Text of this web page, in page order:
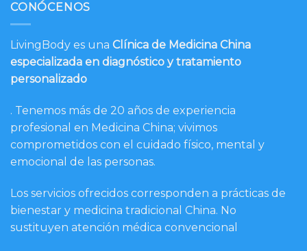
CONÓCENOS
LivingBody es una Clínica de Medicina China
especializada en diagnóstico y tratamiento
personalizado
. Tenemos más de 20 años de experiencia
profesional en Medicina China; vivimos
comprometidos con el cuidado físico, mental y
emocional de las personas.
Los servicios ofrecidos corresponden a prácticas de
bienestar y medicina tradicional China. No
sustituyen atención médica convencional